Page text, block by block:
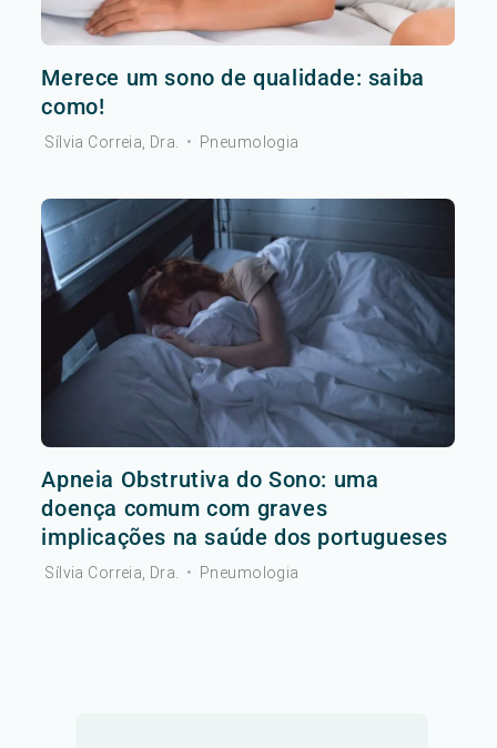
Merece um sono de qualidade: saiba
como!
Sílvia Correia, Dra. • Pneumologia
Apneia Obstrutiva do Sono: uma
doença comum com graves
implicações na saúde dos portugueses
Sílvia Correia, Dra. • Pneumologia